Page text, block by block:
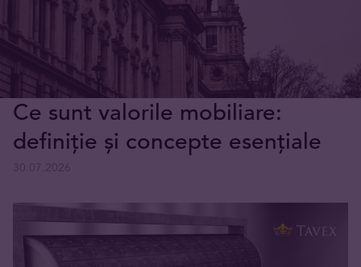
Ce sunt valorile mobiliare:
definiție și concepte esențiale